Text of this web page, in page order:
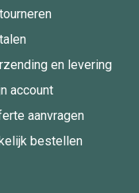
en levering
account
aanvragen
bestellen